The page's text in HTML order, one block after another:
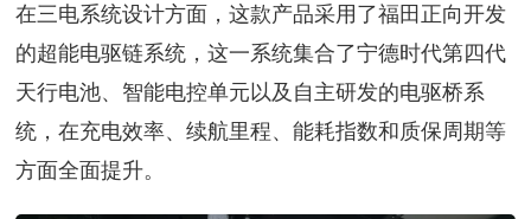
在三电系统设计方面，这款产品采用了福田正向开发
的超能电驱链系统，这一系统集合了宁德时代第四代
天行电池、智能电控单元以及自主研发的电驱桥系
统，在充电效率、续航里程、能耗指数和质保周期等
方面全面提升。